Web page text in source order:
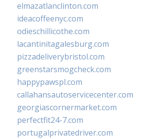
elmazatlanclinton.com
ideacoffeenyc.com
odieschillicothe.com
lacantinitagalesburg.com
pizzadeliverybristol.com
greenstarsmogcheck.com
happypawspl.com
callahansautoservicecenter.com
georgiascornermarket.com
perfectfit24-7.com
portugalprivatedriver.com